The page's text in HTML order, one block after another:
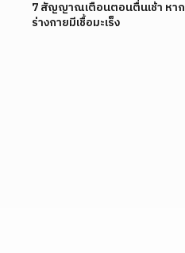
7 สัญญาณเตือนตอนตื่นเช้า หาก
ร่างกายมีเชื้อมะเร็ง